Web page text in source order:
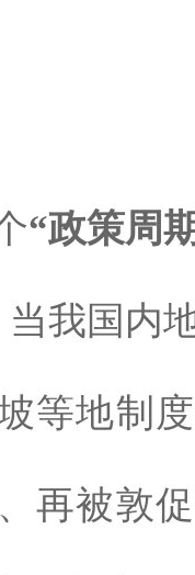
“政策周
我国内
等地制
再被敦